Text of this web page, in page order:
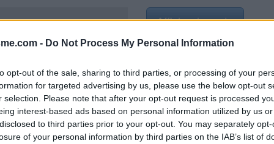
- Do Not Process My Personal Information
opt-out of the sale, sharing to third parties, or processing of your
for targeted advertising by us, please use the below opt-out
selection. Please note that after your opt-out request is processed
interest-based ads based on personal information utilized by us
to third parties prior to your opt-out. You may separately
of your personal information by third parties on the IAB’s list of
Afficher la carte